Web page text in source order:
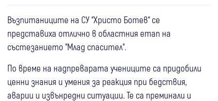
Възпитаниците на СУ “Христо Ботев“ се
представиха отлично в областния етап на
състезанието “Млад спасител“.
По време на надпреварата учениците са придобили
ценни знания и умения за реакция при бедствия,
аварии и извънредни ситуации. Те са преминали и